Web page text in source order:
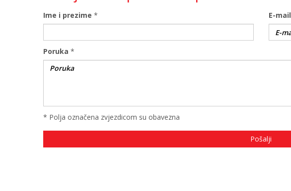
Ime i prezime * E-mail
Poruka *
* Polja označena zvjezdicom su obavezna